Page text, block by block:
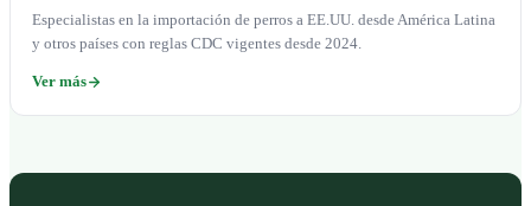
Especialistas en la importación de perros a EE.UU. desde América Latina
y otros países con reglas CDC vigentes desde 2024.
Ver más